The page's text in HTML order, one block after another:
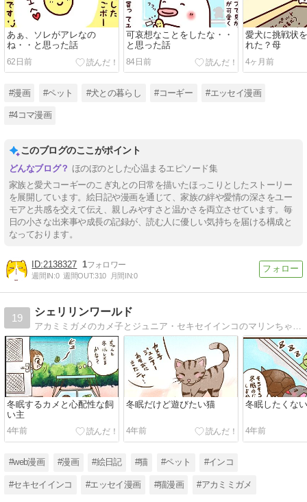
あぁ、ソレがアレなの
ね・・と思った話
62日前
可哀想なことをしたな・・
と思った話
84日前
愛犬に挑戦状
れた？母
4ヶ月前
#漫画 #ペット #犬との暮らし #コーギー #エッセイ漫画
#4コマ漫画
このブログのここがポイント
ほのぼのとした心温まるエピソード集
家族と愛犬コーギーのこぎ丸との日常を描いたほっこりとしたストーリー
を展開しています。絵日記や漫画を通じて、家族の絆や愛情の深さをユー
モアと共感を交えて伝え、親しみやすさと温かさを両立させています。毎
日の小さな出来事や成長の記録が、読む人に優しい気持ちを届ける構成と
なっております。
2138327 1
週間IN:0 週間OUT:310 月間IN:0
19
シェリリンワールド
アカミミガメのカメ子とジュニア・セキセイインコのマリンちゃん・野良猫のポポちゃんの日常を絵日記で描いてます(^^)/
冬眠するカメと心配性な飼
い主
4年前
冬眠だけど遊びたい猫
4年前
冬眠したくな
4年前
#web漫画 #漫画 #絵日記 #猫 #ペット #インコ
#セキセイインコ #エッセイ漫画 #猫漫画 #アカミミガメ